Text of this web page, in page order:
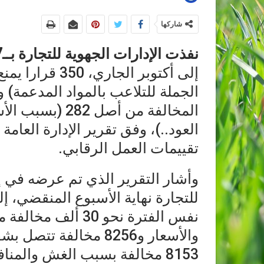
شاركها
نفذت الإدارات الجهوية للتجارة بــ17 ولاية خلال الفترة
إلى أكتوبر
المخالفة من
العود..)، وفق تقرير الإدارة
تقييمات العمل الرقابي.
وأشار التقرير الذي تم عرضه في
للتجارة نهاية الأسبوع
والأسعار و8256